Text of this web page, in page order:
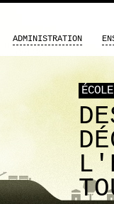
ADMINISTRATION